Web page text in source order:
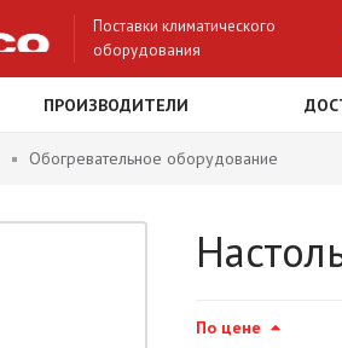
Поставки климатического
оборудования
ПРОИЗВОДИТЕЛИ
Обогревательное оборудование
По цене